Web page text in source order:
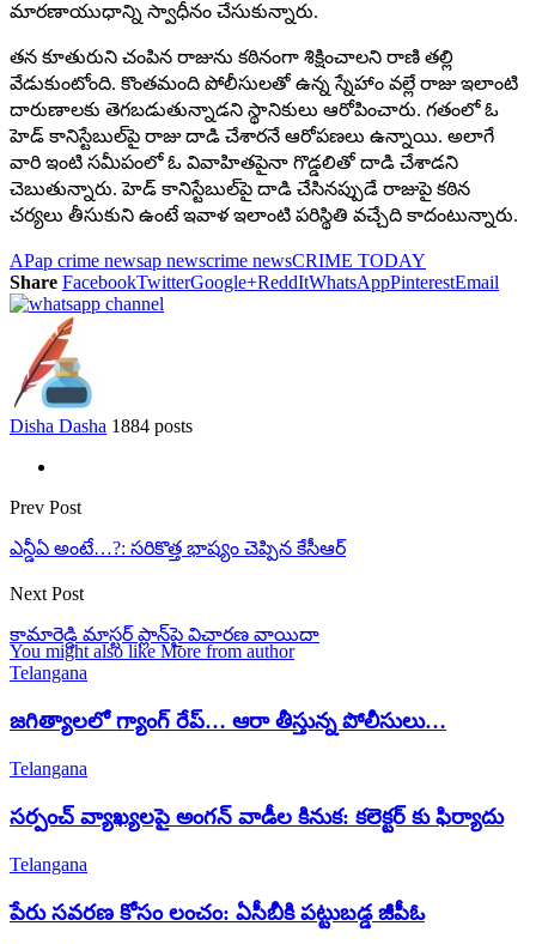
మారణాయుధాన్ని స్వాధీనం చేసుకున్నారు.
తన కూతురుని చంపిన రాజును కఠినంగా శిక్షించాలని రాణి తల్లి
వేడుకుంటోంది. కొంతమంది పోలీసులతో ఉన్న స్నేహాం వల్లే రాజు ఇలాంటి
దారుణాలకు తెగబడుతున్నాడని స్థానికులు ఆరోపించారు. గతంలో ఓ
హెడ్ కానిస్టేబుల్‌పై రాజు దాడి చేశారనే ఆరోపణలు ఉన్నాయి. అలాగే
వారి ఇంటి సమీపంలో ఓ వివాహితపైనా గొడ్డలితో దాడి చేశాడని
చెబుతున్నారు. హెడ్ కానిస్టేబుల్‌పై దాడి చేసినప్పుడే రాజుపై కఠిన
చర్యలు తీసుకుని ఉంటే ఇవాళ ఇలాంటి పరిస్థితి వచ్చేది కాదంటున్నారు.
APap crime newsap newscrime newsCRIME TODAY
Share FacebookTwitterGoogle+ReddItWhatsAppPinterestEmail
Disha Dasha 1884 posts
Prev Post
ఎన్డీఏ అంటే…?: సరికొత్త భాష్యం చెప్పిన కేసీఆర్
Next Post
కామారెడ్డి మాస్టర్ ప్లాన్‌పై విచారణ వాయిదా
You might also like More from author
Telangana
జగిత్యాలలో గ్యాంగ్ రేప్… ఆరా తీస్తున్న పోలీసులు…
Telangana
సర్పంచ్ వ్యాఖ్యలపై అంగన్ వాడీల కినుక: కలెక్టర్ కు ఫిర్యాదు
Telangana
పేరు సవరణ కోసం లంచం: ఏసీబీకి పట్టుబడ్డ జీపీఓ